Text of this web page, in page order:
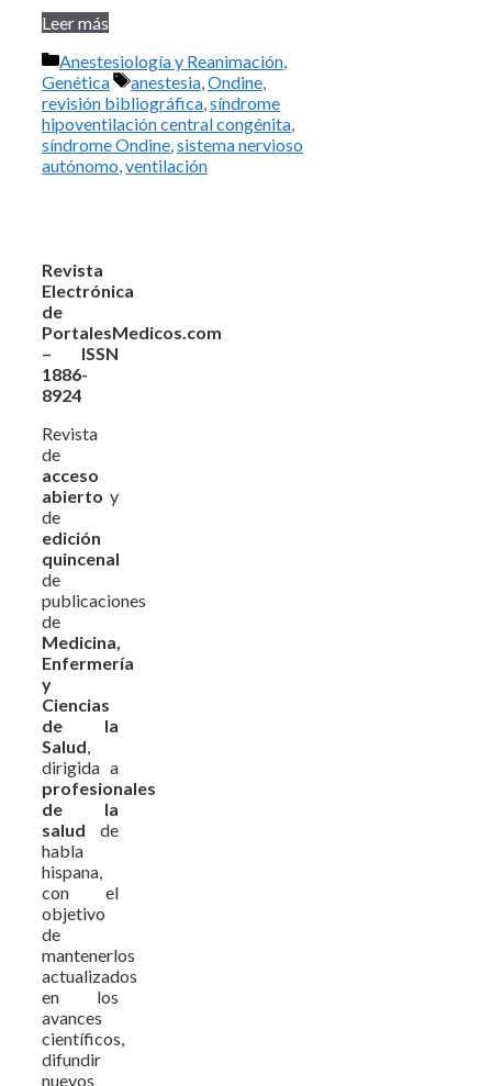
Leer más
Categorías
Anestesiología y Reanimación,
Genética
Etiquetas
anestesia,Ondine,
revisión bibliográfica,síndrome
hipoventilación central congénita,
síndrome Ondine,sistema nervioso
autónomo,ventilación
Revista
Electrónica
de
PortalesMedicos.com
– ISSN
1886-
8924
Revista
de
acceso
abierto y
de
edición
quincenal
de
publicaciones
de
Medicina,
Enfermería
y
Ciencias
de la
Salud,
dirigida a
profesionales
de la
salud de
habla
hispana,
con el
objetivo
de
mantenerlos
actualizados
en los
avances
científicos,
difundir
nuevos